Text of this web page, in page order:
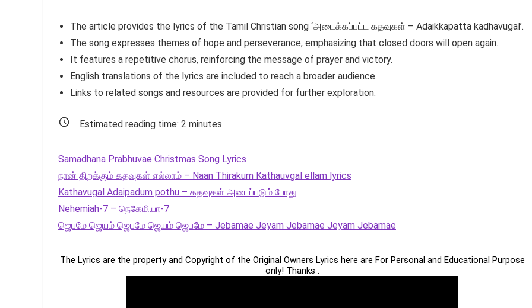
The article provides the lyrics of the Tamil Christian song ‘அடைக்கப்பட்ட கதவுகள் – Adaikkapatta kadhavugal’.
The song expresses themes of hope and perseverance, emphasizing that closed doors will open again.
It features a repetitive chorus, reinforcing the message of prayer and victory.
English translations of the lyrics are included to reach a broader audience.
Links to related songs and resources are provided for further exploration.
Estimated reading time: 2 minutes
Samadhana Prabhuvae Christmas Song Lyrics
நான் திறக்கும் கதவுகள் எல்லாம் – Naan Thirakum Kathauvgal ellam lyrics
Kathavugal Adaipadum pothu – கதவுகள் அடைப்படும் போது
Nehemiah-7 – நெகேமியா-7
ஜெபமே ஜெயம் ஜெபமே ஜெயம் ஜெபமே – Jebamae Jeyam Jebamae Jeyam Jebamae
The Lyrics are the property and Copyright of the Original Owners Lyrics here are For Personal and Educational Purpose
only! Thanks .